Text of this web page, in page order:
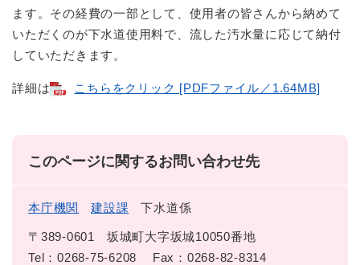
ます。その経費の一部として、使用者の皆さんから納めて
いただくのが下水道使用料で、流した汚水量に応じて納付
していただきます。
詳細は こちらをクリック [PDFファイル／1.64MB]
このページに関するお問い合わせ先
本庁機関 建設課 下水道係
〒389-0601
坂城町大字坂城10050番地
Tel：0268-75-6208
Fax：0268-82-8314